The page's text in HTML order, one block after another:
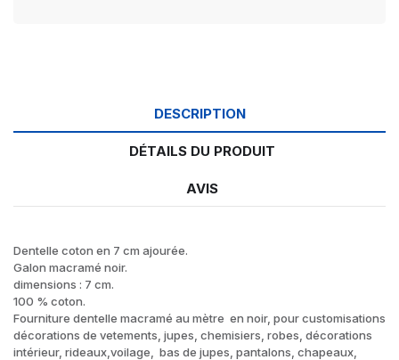
DESCRIPTION
DÉTAILS DU PRODUIT
AVIS
Dentelle coton en 7 cm ajourée.
Galon macramé noir.
dimensions : 7 cm.
100 % coton.
Fourniture dentelle macramé au mètre en noir, pour customisations
décorations de vetements, jupes, chemisiers, robes, décorations
intérieur, rideaux,voilage, bas de jupes, pantalons, chapeaux,